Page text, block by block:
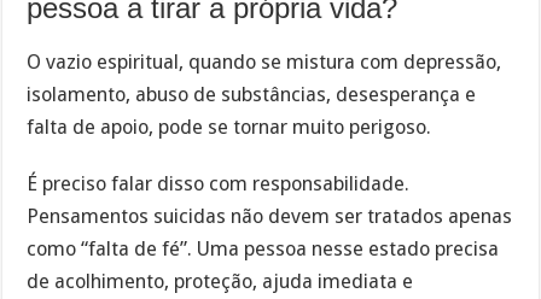
pessoa a tirar a própria vida?
O vazio espiritual, quando se mistura com depressão,
isolamento, abuso de substâncias, desesperança e
falta de apoio, pode se tornar muito perigoso.
É preciso falar disso com responsabilidade.
Pensamentos suicidas não devem ser tratados apenas
como “falta de fé”. Uma pessoa nesse estado precisa
de acolhimento, proteção, ajuda imediata e